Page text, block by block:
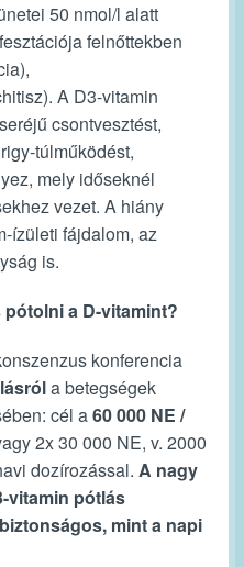
50 nmol/l alatt
felnőttekben
A D3-vitamin
csontvesztést,
túlműködést,
mely időseknél
vezet. A hiány
ízületi fájdalom, az
is.
a D-vitamint?
konferencia
a betegségek
cél a60 000 NE /
2x 30 000 NE, v. 2000
dozírozással. A nagy
vitamin pótlás
mint a napi